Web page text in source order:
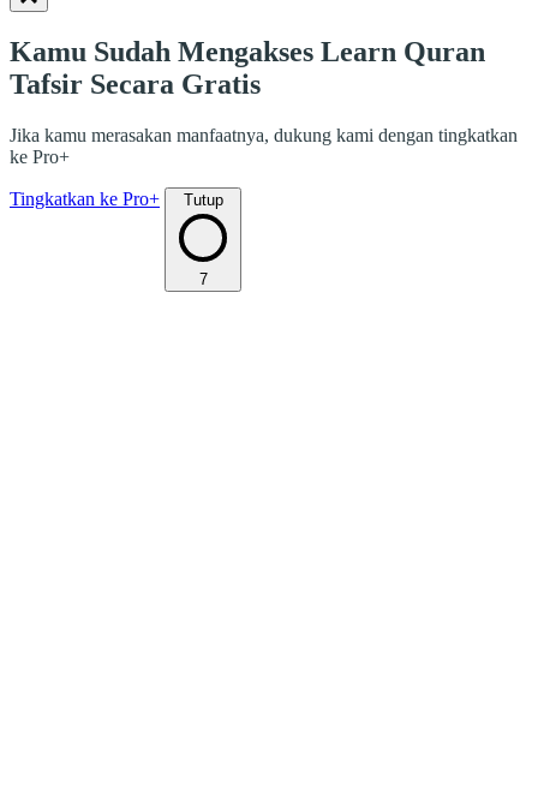
Kamu Sudah Mengakses Learn Quran
Tafsir Secara Gratis
Jika kamu merasakan manfaatnya, dukung kami dengan tingkatkan
ke Pro+
Tingkatkan ke Pro+ Tutup
7